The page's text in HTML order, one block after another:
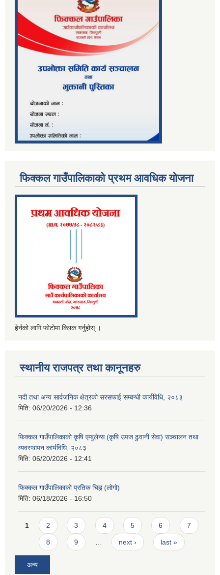
फिक्कल गाउँपालिकाको प्रथम आवधिक योजना
हेर्नको लागि फोटोमा क्लिक गर्नुहोस् ।
स्थानीय राजपत्र तथा कानूनहरु
नदी तथा अन्य सार्वजनिक क्षेत्रको सरसफाई सम्बन्धी कार्यविधि, २०८३
मिति: 06/20/2026 - 12:36
फिक्कल गाउँपालिकाको कृषि एम्बुलेन्स (कृषि उपज ढुवानी सेवा) सञ्चालन तथा
व्यवस्थापन कार्यविधि, २०८३
मिति: 06/20/2026 - 12:41
फिक्कल गाउँपालिकाको प्रतिक चिह्न (लोगो)
मिति: 06/18/2026 - 16:50
Pages
1 2 3 4 5 6 7
8 9 next › last »
अन्य